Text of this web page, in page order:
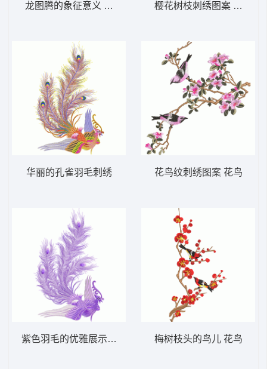
龙图腾的象征意义 九龙壁
华丽的孔雀羽毛刺绣
紫色羽毛的优雅展示 凤凰
樱花树枝刺绣图案 花鸟
花鸟纹刺绣图案 花鸟
梅树枝头的鸟儿 花鸟